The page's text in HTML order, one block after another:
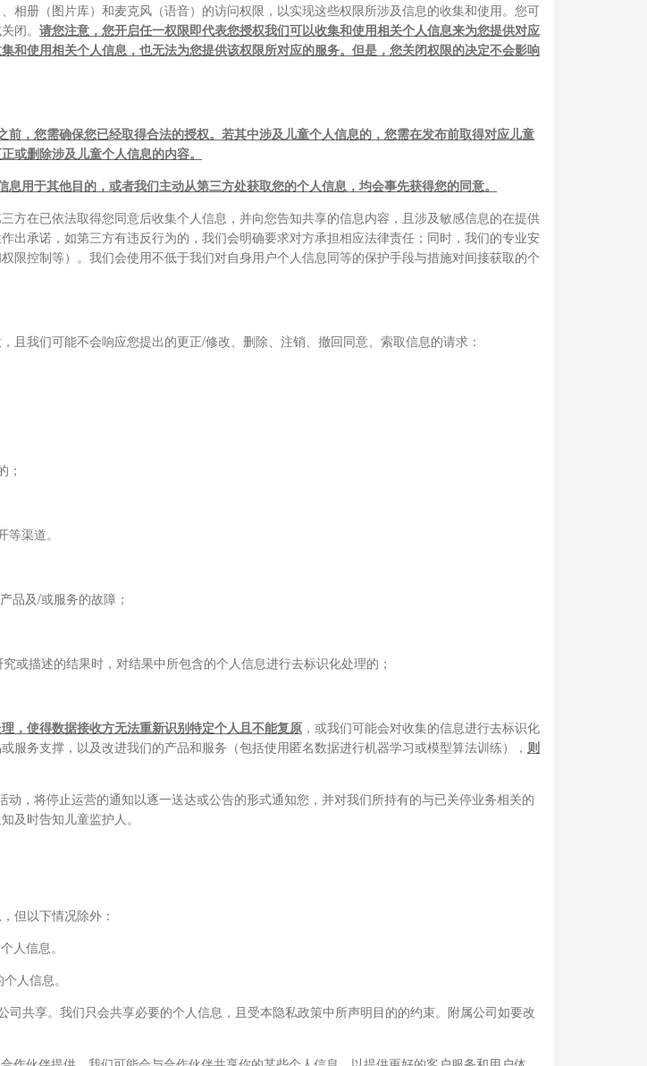
相册（图片库）和麦克风（语音）的访问权限，以实现这些权限所涉及信息的收集和使用。您可
闭。 请您注意，您开启任一权限即代表您授权我们可以收集和使用相关个人信息来为您提供对应
和使用相关个人信息，也无法为您提供该权限所对应的服务。但是，您关闭权限的决定不会影响
前，您需确保您已经取得合法的授权。若其中涉及儿童个人信息的，您需在发布前取得对应儿童
或删除涉及儿童个人信息的内容。
用于其他目的，或者我们主动从第三方处获取您的个人信息，均会事先获得您的同意。
方在已依法取得您同意后收集个人信息，并向您告知共享的信息内容，且涉及敏感信息的在提供
出承诺，如第三方有违反行为的，我们会明确要求对方承担相应法律责任；同时，我们的专业安
控制等）。我们会使用不低于我们对自身用户个人信息同等的保护手段与措施对间接获取的个
我们可能不会响应您提出的更正/修改、删除、注销、撤回同意、索取信息的请求：
；
渠道。
品及/或服务的故障；
或描述的结果时，对结果中所包含的个人信息进行去标识化处理的；
，使得数据接收方无法重新识别特定个人且不能复原 ，或我们可能会对收集的信息进行去标识化
务支撑，以及改进我们的产品和服务（包括使用匿名数据进行机器学习或模型算法训练）， 则
，将停止运营的通知以逐一送达或公告的形式通知您，并对我们所持有的与已关停业务相关的
及时告知儿童监护人。
但以下情况除外：
人信息。
人信息。
共享。我们只会共享必要的个人信息，且受本隐私政策中所声明目的的约束。附属公司如要改